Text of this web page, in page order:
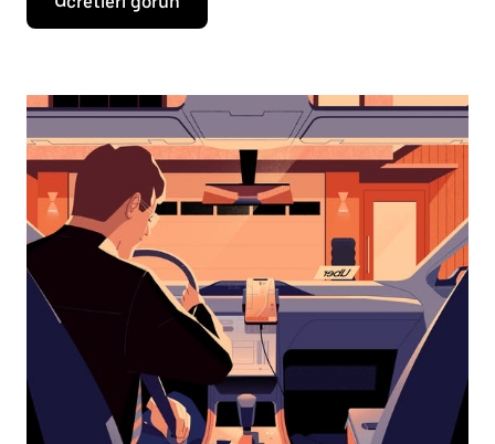
etkileşime
geçmek
seçmek
aşağı
ok
tuşuna
basın.
Takvimi
kapatmak
için
escape
tuşuna
basın.